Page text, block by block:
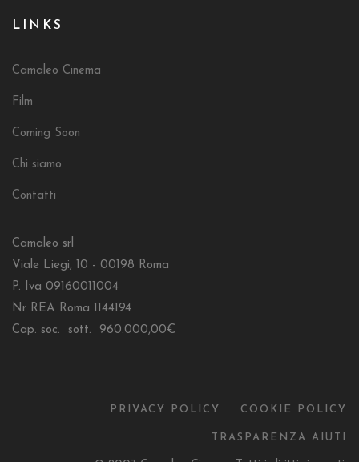
LINKS
Camaleo Cinema
Film
Coming Soon
Chi siamo
Contatti
Camaleo srl
Viale Liegi, 10 - 00198 Roma
P. Iva 09160011004
Nr REA Roma 1144194
Cap. soc. sott. 960.000,00€
PRIVACY POLICY COOKIE POLICY
TRASPARENZA AIUTI